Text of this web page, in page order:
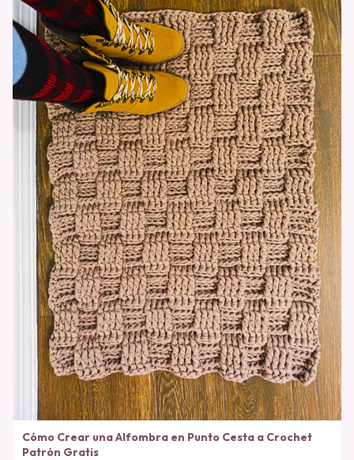
Cómo Crear una Alfombra en Punto Cesta a Crochet
Patrón Gratis